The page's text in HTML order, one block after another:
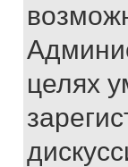
целях